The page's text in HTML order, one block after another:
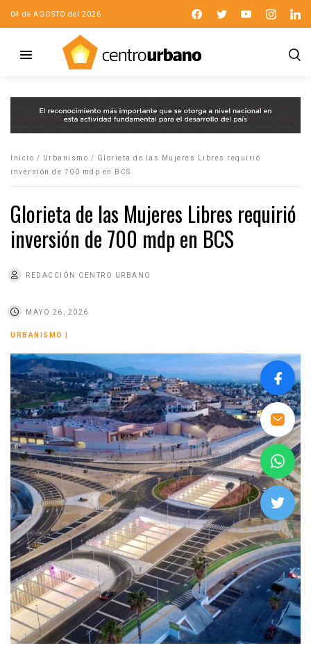
04 de AGOSTO del 2026
Inicio / Urbanismo / Glorieta de las Mujeres Libres requirió
inversión de 700 mdp en BCS
Glorieta de las Mujeres Libres requirió
inversión de 700 mdp en BCS
REDACCIÓN CENTRO URBANO
MAYO 26, 2026
URBANISMO